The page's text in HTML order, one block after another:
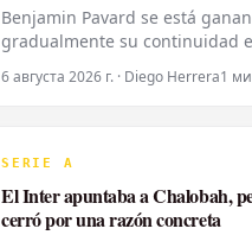
Benjamin Pavard se está
gradualmente su continuidad
Inter, gracias a actuaciones
convincentes sobre el terreno
con el equipo.
6 августа 2026 г. · Diego Herrera1
SERIE A
El Inter apuntaba a Chalobah,
cerró por una razón concreta